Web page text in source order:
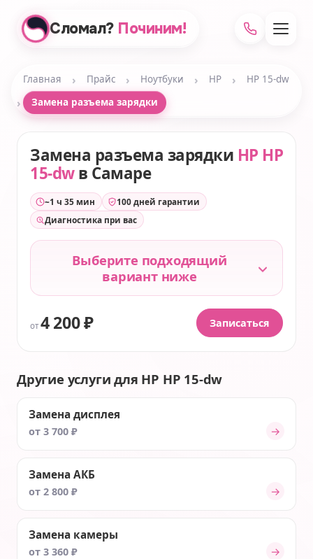
Сломал? Починим!
Главная › Прайс › Ноутбуки › HP › HP 15-dw
› Замена разъема зарядки
Замена разъема зарядки HP HP
15-dwв Самаре
~1 ч 35 мин
100 дней гарантии
Диагностика при вас
Выберите подходящий
вариант ниже
от 4 200 ₽ Записаться
Другие услуги для HP HP 15-dw
Замена дисплея
от 3 700 ₽ →
Замена АКБ
от 2 800 ₽ →
Замена камеры
от 3 360 ₽ →